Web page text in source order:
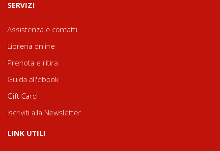
SERVIZI
Assistenza e contatti
Libreria online
Prenota e ritira
Guida all'ebook
Gift Card
Iscriviti alla Newsletter
LINK UTILI